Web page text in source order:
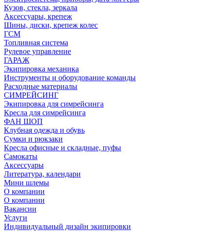
Кузов, стекла, зеркала
Аксессуары, крепеж
Шины, диски, крепеж колес
ГСМ
Топливная система
Рулевое управление
ГАРАЖ
Экипировка механика
Инструменты и оборудование команды
Расходные материалы
СИМРЕЙСИНГ
Экипировка для симрейсинга
Кресла для симрейсинга
ФАН ШОП
Клубная одежда и обувь
Сумки и рюкзаки
Кресла офисные и складные, пуфы
Самокаты
Аксессуары
Литература, календари
Мини шлемы
О компании
О компании
Вакансии
Услуги
Индивидуальный дизайн экипировки